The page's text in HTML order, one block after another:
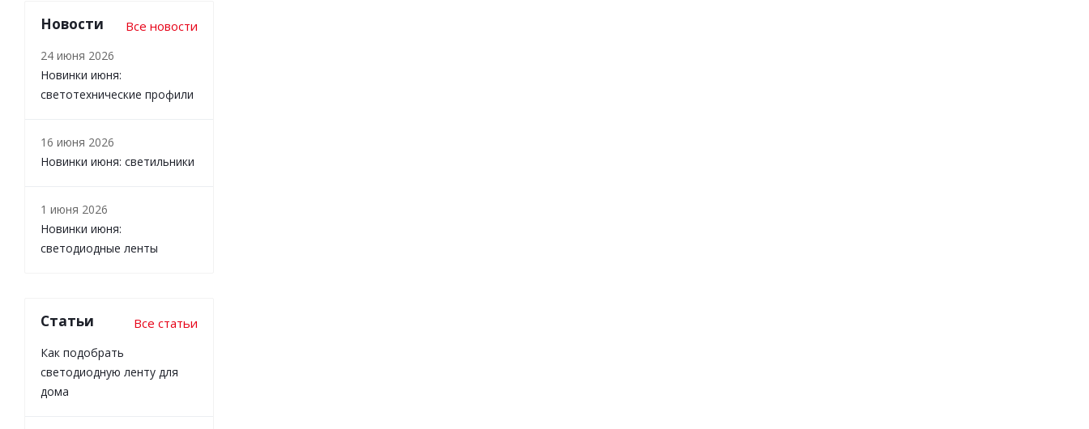
Новости Все новости
24 июня 2026
Новинки июня:
светотехнические профили
16 июня 2026
Новинки июня: светильники
1 июня 2026
Новинки июня:
светодиодные ленты
Статьи Все статьи
Как подобрать
светодиодную ленту для
дома